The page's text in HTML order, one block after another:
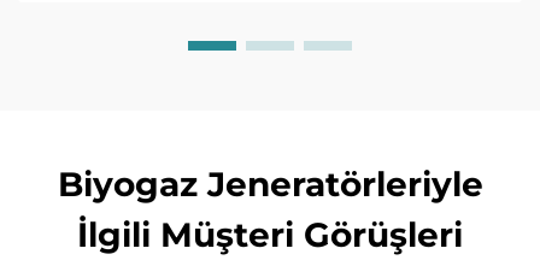
Biyogaz Jeneratörleriyle
İlgili Müşteri Görüşleri